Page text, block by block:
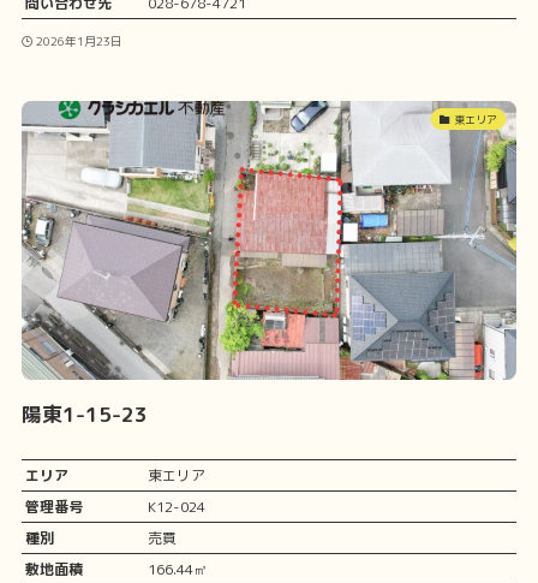
2026年1月23日
東エリア
陽東1-15-23
エリア
東エリア
管理番号
K12-024
種別
売買
敷地面積
166.44㎡